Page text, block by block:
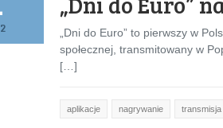
„Dni do Euro” to pierwszy w
społecznej, transmitowany w
[…]
aplikacje nagrywanie transmisja